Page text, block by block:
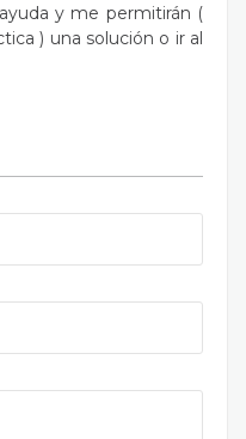
y me permitirán (
) una solución o ir al